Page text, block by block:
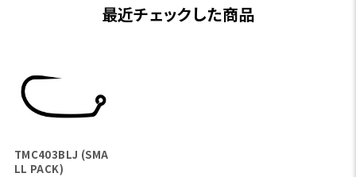
最近チェックした商品
TMC403BLJ (SMA
LL PACK)